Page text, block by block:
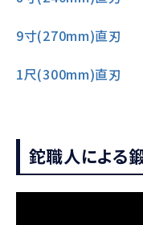
9寸(270mm)直刃
1尺(300mm)直刃
鉈職人による